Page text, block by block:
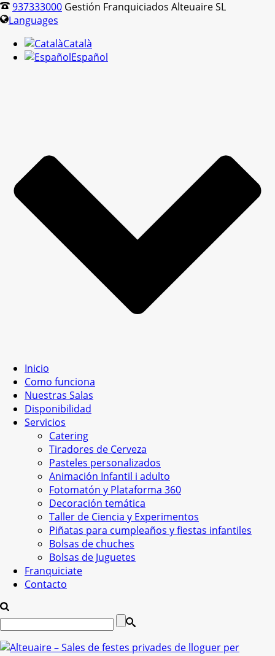
937333000 Gestión Franquiciados Alteuaire SL
Languages
Català
Español
Inicio
Como funciona
Nuestras Salas
Disponibilidad
Servicios
Catering
Tiradores de Cerveza
Pasteles personalizados
Animación Infantil i adulto
Fotomatón y Plataforma 360
Decoración temática
Taller de Ciencia y Experimentos
Piñatas para cumpleaños y fiestas infantiles
Bolsas de chuches
Bolsas de Juguetes
Franquiciate
Contacto